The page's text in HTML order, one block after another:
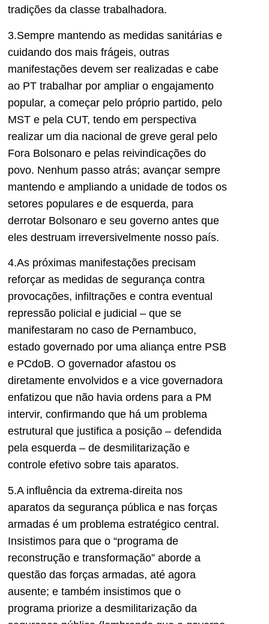
tradições da classe trabalhadora.
3.Sempre mantendo as medidas sanitárias e
cuidando dos mais frágeis, outras
manifestações devem ser realizadas e cabe
ao PT trabalhar por ampliar o engajamento
popular, a começar pelo próprio partido, pelo
MST e pela CUT, tendo em perspectiva
realizar um dia nacional de greve geral pelo
Fora Bolsonaro e pelas reivindicações do
povo. Nenhum passo atrás; avançar sempre
mantendo e ampliando a unidade de todos os
setores populares e de esquerda, para
derrotar Bolsonaro e seu governo antes que
eles destruam irreversivelmente nosso país.
4.As próximas manifestações precisam
reforçar as medidas de segurança contra
provocações, infiltrações e contra eventual
repressão policial e judicial – que se
manifestaram no caso de Pernambuco,
estado governado por uma aliança entre PSB
e PCdoB. O governador afastou os
diretamente envolvidos e a vice governadora
enfatizou que não havia ordens para a PM
intervir, confirmando que há um problema
estrutural que justifica a posição – defendida
pela esquerda – de desmilitarização e
controle efetivo sobre tais aparatos.
5.A influência da extrema-direita nos
aparatos da segurança pública e nas forças
armadas é um problema estratégico central.
Insistimos para que o “programa de
reconstrução e transformação” aborde a
questão das forças armadas, até agora
ausente; e também insistimos que o
programa priorize a desmilitarização da